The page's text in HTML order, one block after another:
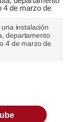
instalación
departamento
4 de marzo de